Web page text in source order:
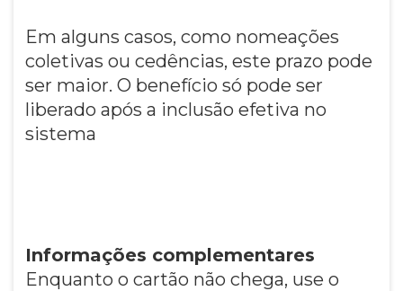
Em alguns casos, como nomeações
coletivas ou cedências, este prazo pode
ser maior. O benefício só pode ser
liberado após a inclusão efetiva no
sistema
Informações complementares
Enquanto o cartão não chega, use o